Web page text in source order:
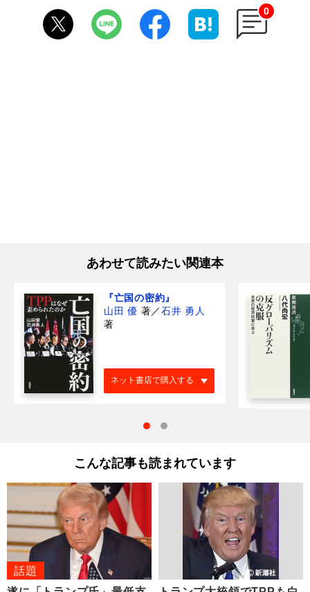
0
あわせて読みたい関連本
『亡国の密約』
山田 優 著／石井 勇人
著
ネット書店で購入する
こんな記事も読まれています
話題